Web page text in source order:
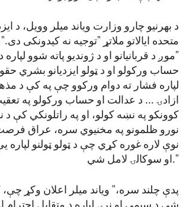
د بهرنیو چارو وزارت ویاند میلر وویل، د
متحده ایالاتو ملاتړ "توجیه نه کیدونکی
"موږ د قربانیانو او د ژوندیو پاته شوو
حساب ورکولو او د ټولو ایزدیانو بشري
لپاره فشار ته دوام ورکوو چې په کې د
ازادۍ ... د عدالت او حساب ورکولو په
کوونکو په نښه کولو، او په راتلونکي کې
نورو ظلمونو په مخنیوي سره، عراق
نوې لاره غوره کړي چې د ټولو ټولنو لپاره
او سوکالۍ لامل شي."